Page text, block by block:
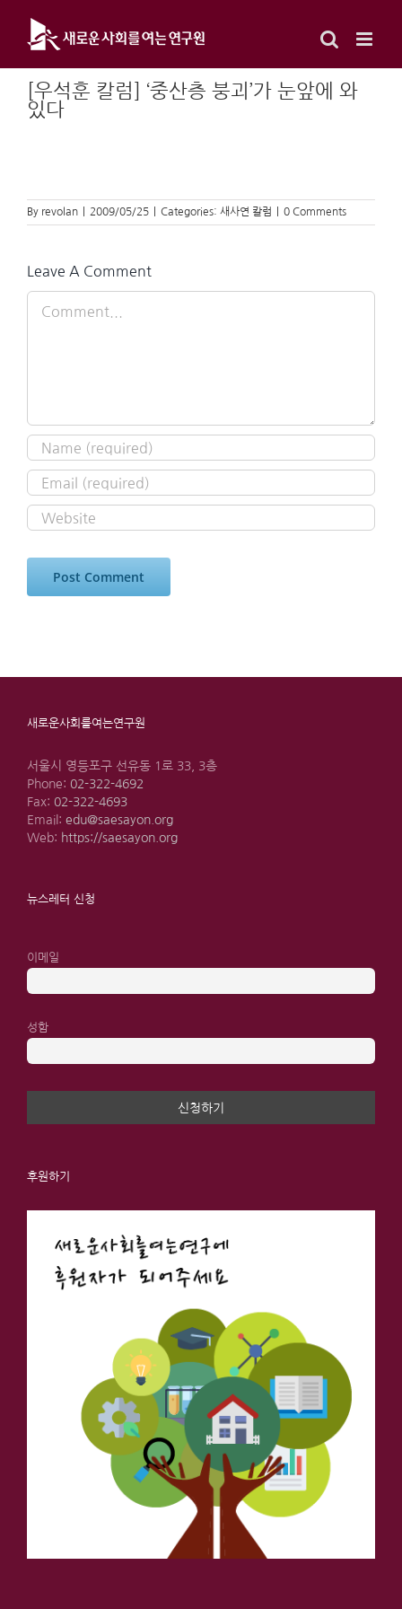
content
[우석훈 칼럼] ‘중산층 붕괴’가 눈앞에 와
있다
By revolan 2009/05/25 Categories: 새사연 칼럼 0 Comments
Leave A Comment
새로운사회를여는연구원
서울시 영등포구 선유동 1로 33, 3층
Phone: 02-322-4692
Fax: 02-322-4693
Email: edu@saesayon.org
Web: https://saesayon.org
뉴스레터 신청
이메일
성함
후원하기